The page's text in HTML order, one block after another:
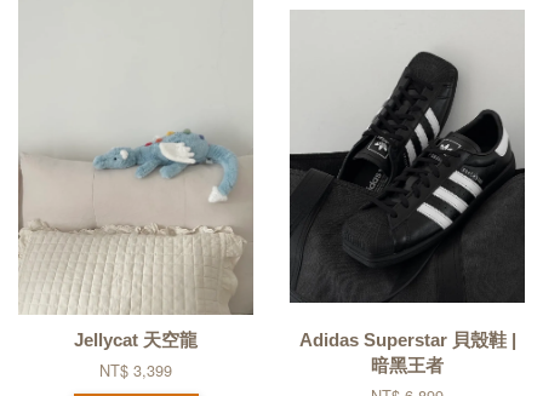
Jellycat 天空龍
NT$ 3,399
Adidas Superstar 貝殼鞋 |
暗黑王者